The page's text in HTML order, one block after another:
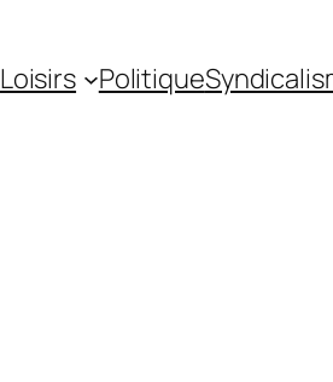
Loisirs Politique